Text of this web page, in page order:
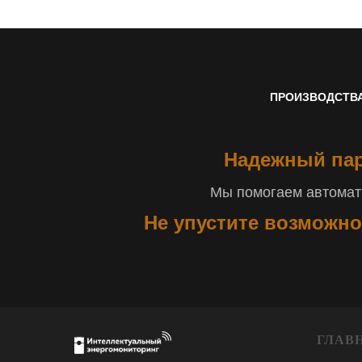
Надежный
Мы помогаем
Не упустите